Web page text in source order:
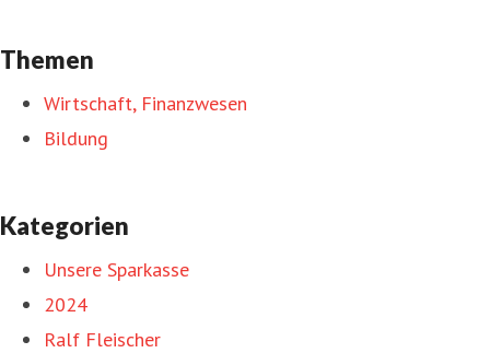
Themen
Wirtschaft, Finanzwesen
Bildung
Kategorien
Unsere Sparkasse
2024
Ralf Fleischer